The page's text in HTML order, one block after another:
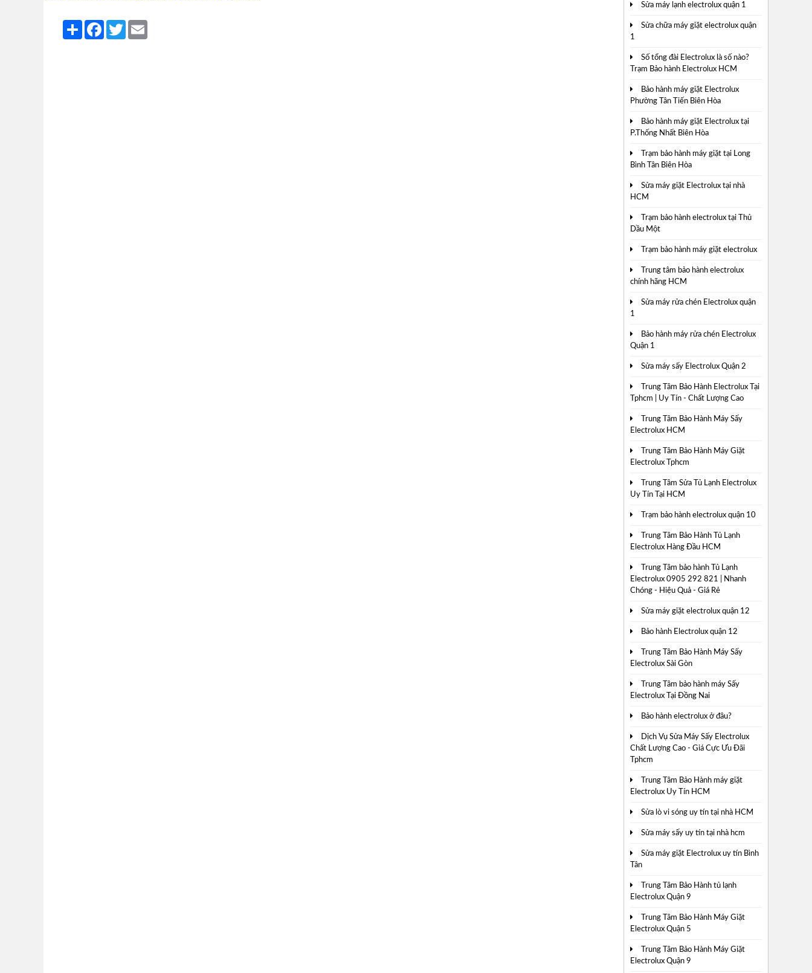
Share FacebookTwitter
Sửa máy lạnh electrolux quận 1
Sửa chữa máy giặt electrolux quận
1
Số tổng đài Electrolux là số nào?
Trạm Bảo hành Electrolux HCM
Bảo hành máy giặt Electrolux
Phường Tân Tiến Biên Hòa
Bảo hành máy giặt Electrolux tại
P.Thống Nhất Biên Hòa
Trạm bảo hành máy giặt tại Long
Bình Tân Biên Hòa
Sửa máy giặt Electrolux tại nhà
HCM
Trạm bảo hành electrolux tại Thủ
Dầu Một
Trạm bảo hành máy giặt electrolux
Trung tâm bảo hành electrolux
chính hãng HCM
Sửa máy rửa chén Electrolux quận
1
Bảo hành máy rửa chén Electrolux
Quận 1
Sửa máy sấy Electrolux Quận 2
Trung Tâm Bảo Hành Electrolux Tại
Tphcm | Uy Tín - Chất Lượng Cao
Trung Tâm Bảo Hành Máy Sấy
Electrolux HCM
Trung Tâm Bảo Hành Máy Giặt
Electrolux Tphcm
Trung Tâm Sửa Tủ Lạnh Electrolux
Uy Tín Tại HCM
Trạm bảo hành electrolux quận 10
Trung Tâm Bảo Hành Tủ Lạnh
Electrolux Hàng Đầu HCM
Trung Tâm bảo hành Tủ Lạnh
Electrolux 0905 292 821 | Nhanh
Chóng - Hiệu Quả - Giá Rẻ
Sửa máy giặt electrolux quận 12
Bảo hành Electrolux quận 12
Trung Tâm Bảo Hành Máy Sấy
Electrolux Sài Gòn
Trung Tâm bảo hành máy Sấy
Electrolux Tại Đồng Nai
Bảo hành electrolux ở đâu?
Dịch Vụ Sửa Máy Sấy Electrolux
Chất Lượng Cao - Giá Cực Ưu Đãi
Tphcm
Trung Tâm Bảo Hành máy giặt
Electrolux Uy Tín HCM
Sửa lò vi sóng uy tín tại nhà HCM
Sửa máy sấy uy tín tại nhà hcm
Sửa máy giặt Electrolux uy tín Bình
Tân
Trung Tâm Bảo Hành tủ lạnh
Electrolux Quận 9
Trung Tâm Bảo Hành Máy Giặt
Electrolux Quận 5
Trung Tâm Bảo Hành Máy Giặt
Electrolux Quận 9